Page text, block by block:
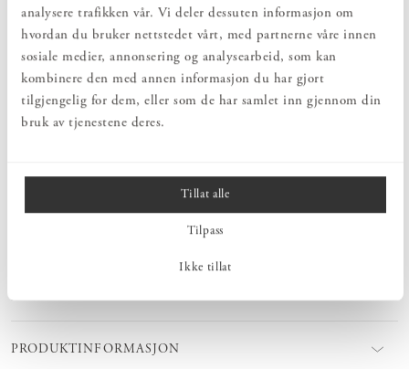
analysere trafikken vår. Vi deler dessuten informasjon om
hvordan du bruker nettstedet vårt, med partnerne våre innen
sosiale medier, annonsering og analysearbeid, som kan
kombinere den med annen informasjon du har gjort
tilgjengelig for dem, eller som de har samlet inn gjennom din
bruk av tjenestene deres.
Tillat alle
Tilpass
Ikke tillat
PRODUKTBESKRIVELSE
Knaggrekke Vertikal er en lekent og samtidig tidløst formgitt
innredningsdetalj som kan ta plass i høyden. Et smart minimøbel
med knagger som hjelper til å skape orden blant jakker, ryggsekker,
tøyposer eller badehåndklær. Takket være det at krokene er spredt
på Knaggrekke Vertikal avhengig av hvor mange kroker du behøver.
beholde den ubehandlet eller så kan du overflatebehandle den selv.
MÅL
PRODUKTINFORMASJON